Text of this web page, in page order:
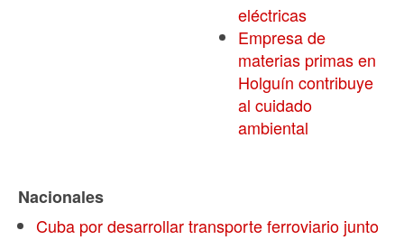
eléctricas
Empresa de
materias primas en
Holguín contribuye
al cuidado
ambiental
Nacionales
Cuba por desarrollar transporte ferroviario junto